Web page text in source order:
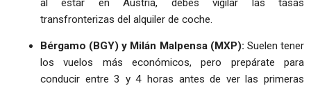
transfronterizas del alquiler de coche.
Bérgamo (BGY) y Milán Malpensa (MXP): Suelen tener
los vuelos más económicos, pero prepárate para
conducir entre 3 y 4 horas antes de ver las primeras